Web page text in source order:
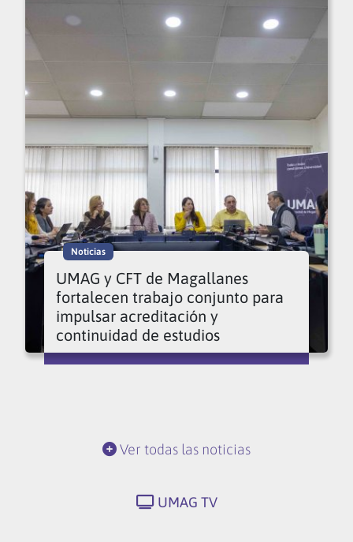
Noticias
UMAG y CFT de Magallanes
fortalecen trabajo conjunto para
impulsar acreditación y
continuidad de estudios
Ver todas las noticias
UMAG TV